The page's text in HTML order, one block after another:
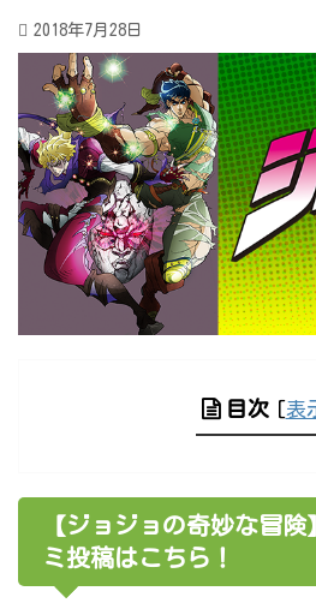
2018年7月28日
目次 [表
【ジョジョの奇妙な冒
ミ投稿はこちら！